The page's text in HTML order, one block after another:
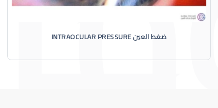
ضغط العين INTRAOCULAR PRESSURE